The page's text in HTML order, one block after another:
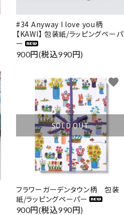
#34 Anyway I love you柄
【KAWI】 包装紙/ラッピングペーパ
ー
900円(税込990円)
SOLD OUT
フラワーガーデンタウン柄 包装
紙/ラッピングペーパー
900円(税込990円)
favorite